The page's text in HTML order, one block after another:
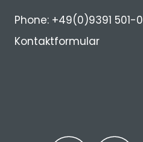
Phone: +49(0)9391 501-0
Kontaktformular